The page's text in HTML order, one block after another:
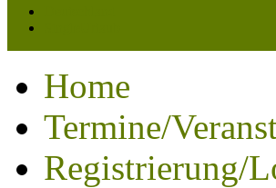
Home
Termine/
Registrierung/